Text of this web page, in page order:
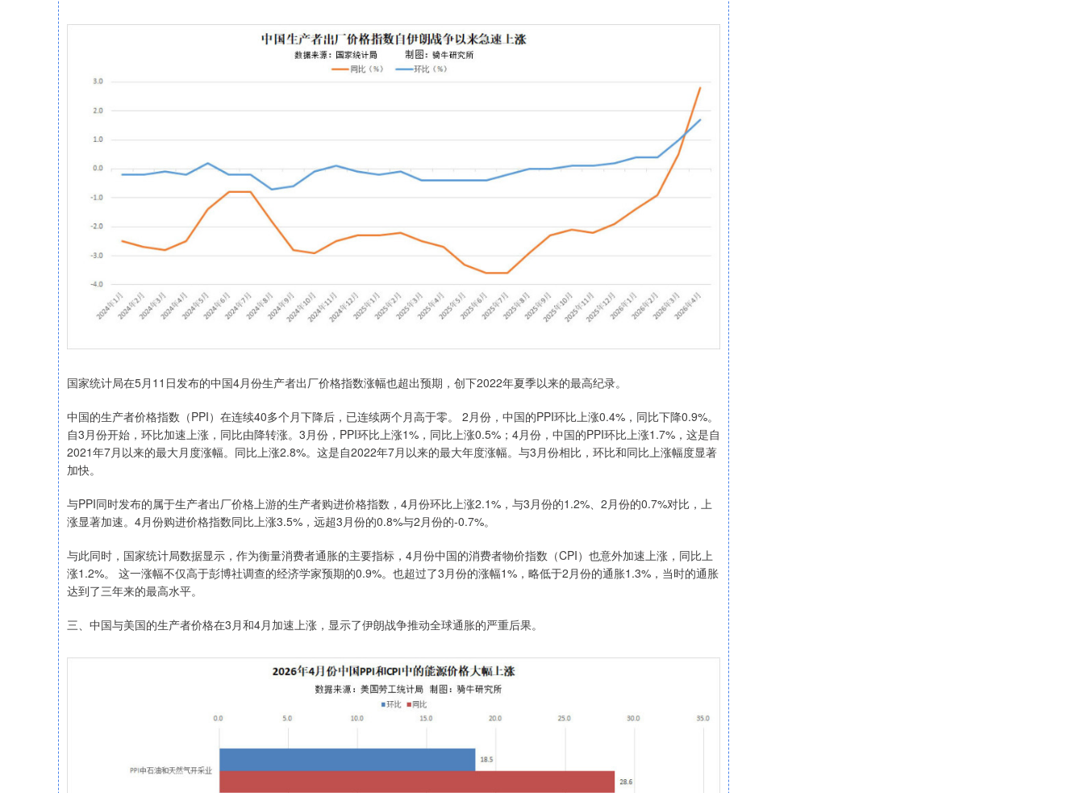
国家统计局在5月11日发布的中国4月份生产者出厂价格指数涨幅也超出预期，创下2022年夏季以来的最高纪录。
中国的生产者价格指数（PPI）在连续40多个月下降后，已连续两个月高于零。 2月份，中国的PPI环比上涨0.4%，同比下降0.9%。
自3月份开始，环比加速上涨，同比由降转涨。3月份，PPI环比上涨1%，同比上涨0.5%；4月份，中国的PPI环比上涨1.7%，这是自
2021年7月以来的最大月度涨幅。同比上涨2.8%。这是自2022年7月以来的最大年度涨幅。与3月份相比，环比和同比上涨幅度显著
加快。
与PPI同时发布的属于生产者出厂价格上游的生产者购进价格指数，4月份环比上涨2.1%，与3月份的1.2%、2月份的0.7%对比，上
涨显著加速。4月份购进价格指数同比上涨3.5%，远超3月份的0.8%与2月份的-0.7%。
与此同时，国家统计局数据显示，作为衡量消费者通胀的主要指标，4月份中国的消费者物价指数（CPI）也意外加速上涨，同比上
涨1.2%。 这一涨幅不仅高于彭博社调查的经济学家预期的0.9%。也超过了3月份的涨幅1%，略低于2月份的通胀1.3%，当时的通胀
达到了三年来的最高水平。
三、中国与美国的生产者价格在3月和4月加速上涨，显示了伊朗战争推动全球通胀的严重后果。